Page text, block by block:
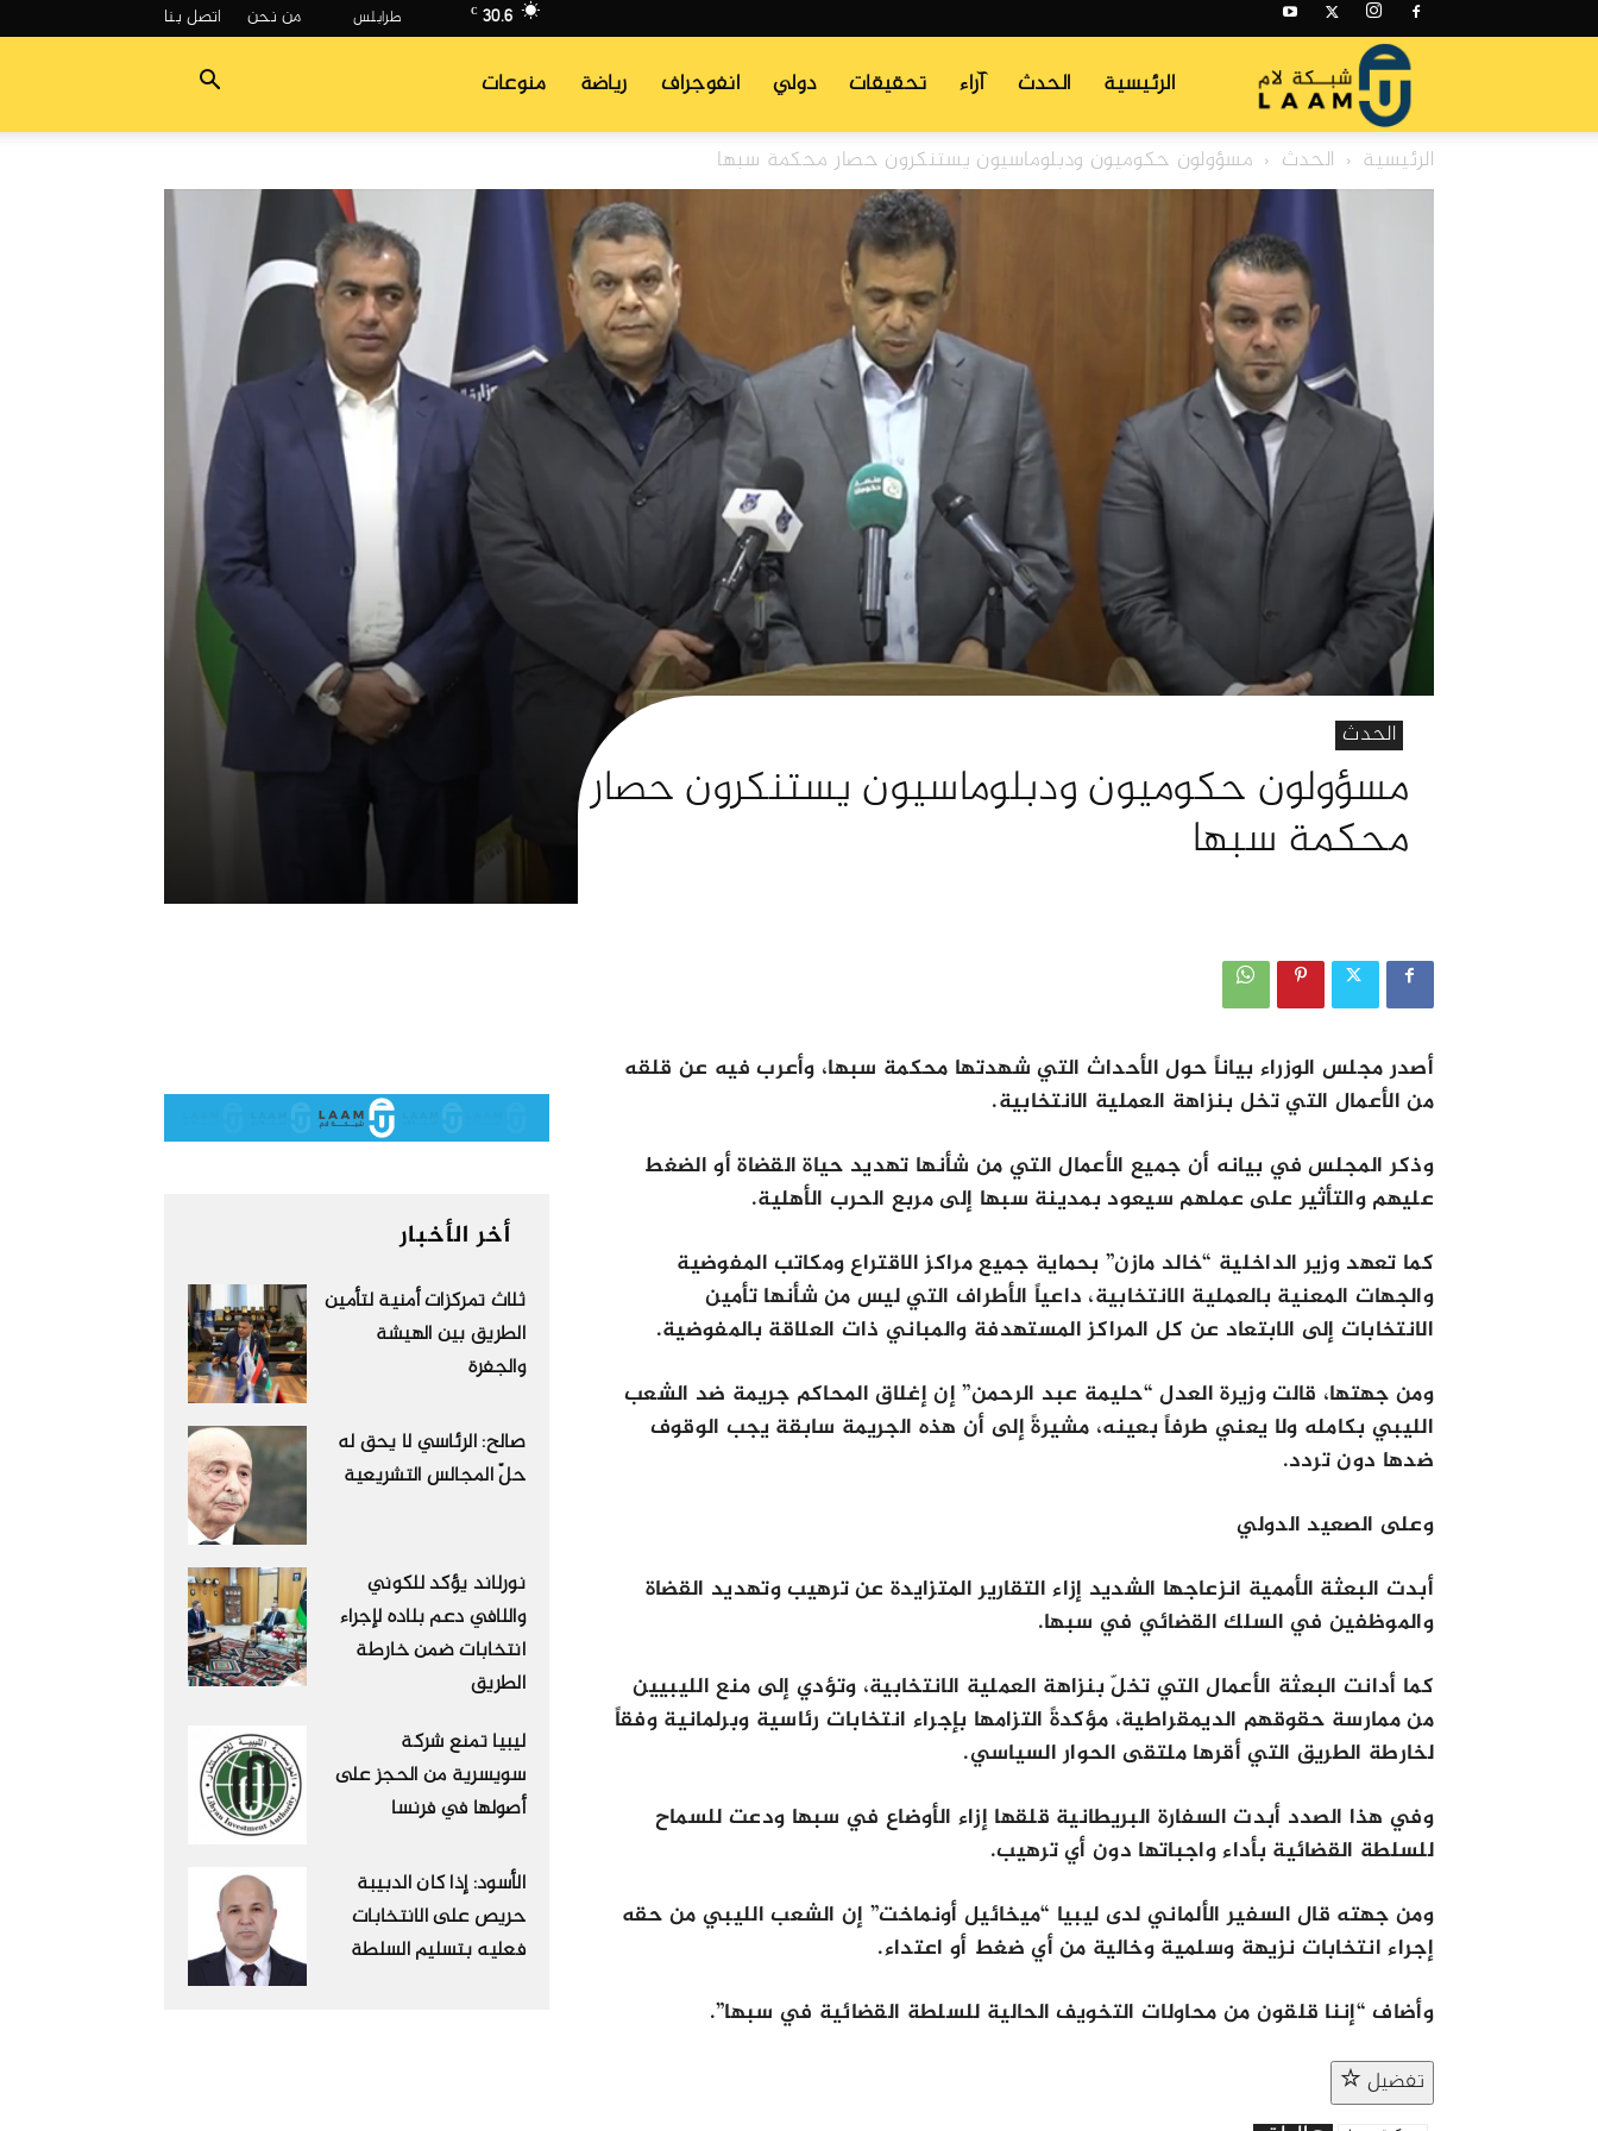
30.6
C من نحن اتصل بنا
شبكة
لام
الرئيسية الحدث آراء تحقيقات دولي انفوجراف رياضة منوعات
الرئيسية الحدث مسؤولون حكوميون ودبلوماسيون يستنكرون حصار محكمة سبها
الحدث
مسؤولون حكوميون ودبلوماسيون يستنكرون حصار
محكمة سبها
أصدر مجلس الوزراء بياناً حول الأحداث التي شهدتها محكمة سبها، وأعرب فيه عن قلقه
من الأعمال التي تخل بنزاهة العملية الانتخابية.
وذكر المجلس في بيانه أن جميع الأعمال التي من شأنها تهديد حياة القضاة أو الضغط
عليهم والتأثير على عملهم سيعود بمدينة سبها إلى مربع الحرب الأهلية.
كما تعهد وزير الداخلية “خالد مازن” بحماية جميع مراكز الاقتراع ومكاتب المفوضية
والجهات المعنية بالعملية الانتخابية، داعياً الأطراف التي ليس من شأنها تأمين
الانتخابات إلى الابتعاد عن كل المراكز المستهدفة والمباني ذات العلاقة بالمفوضية.
ومن جهتها، قالت وزيرة العدل “حليمة عبد الرحمن” إن إغلاق المحاكم جريمة ضد الشعب
الليبي بكامله ولا يعني طرفاً بعينه، مشيرةً إلى أن هذه الجريمة سابقة يجب الوقوف
ضدها دون تردد.
وعلى الصعيد الدولي
أبدت البعثة الأممية انزعاجها الشديد إزاء التقارير المتزايدة عن ترهيب وتهديد القضاة
والموظفين في السلك القضائي في سبها.
كما أدانت البعثة الأعمال التي تخلّ بنزاهة العملية الانتخابية، وتؤدي إلى منع الليبيين
من ممارسة حقوقهم الديمقراطية، مؤكدةً التزامها بإجراء انتخابات رئاسية وبرلمانية وفقاً
لخارطة الطريق التي أقرها ملتقى الحوار السياسي.
وفي هذا الصدد أبدت السفارة البريطانية قلقها إزاء الأوضاع في سبها ودعت للسماح
للسلطة القضائية بأداء واجباتها دون أي ترهيب.
ومن جهته قال السفير الألماني لدى ليبيا “ميخائيل أونماخت” إن الشعب الليبي من حقه
إجراء انتخابات نزيهة وسلمية وخالية من أي ضغط أو اعتداء.
وأضاف “إننا قلقون من محاولات التخويف الحالية للسلطة القضائية في سبها”.
تفضيل
أخر الأخبار
ثلاث تمركزات أمنية لتأمين
الطريق بين الهيشة
والجفرة
صالح: الرئاسي لا يحق له
حلّ المجالس التشريعية
نورلاند يؤكد للكوني
واللافي دعم بلاده لإجراء
انتخابات ضمن خارطة
الطريق
ليبيا تمنع شركة
سويسرية من الحجز على
أصولها في فرنسا
الأسود: إذا كان الدبيبة
حريص على الانتخابات
فعليه بتسليم السلطة